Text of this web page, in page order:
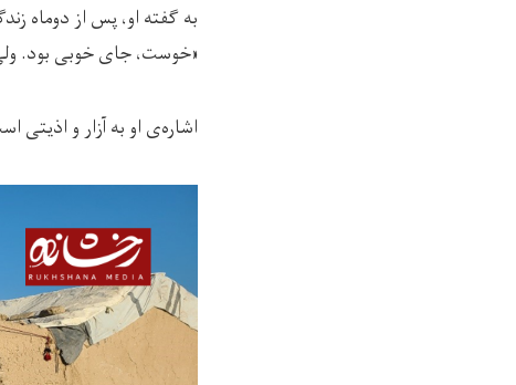
به گفته او، پس از دوماه
«خوست، جای خوبی بود.
اشاره‌ی او به آزار و